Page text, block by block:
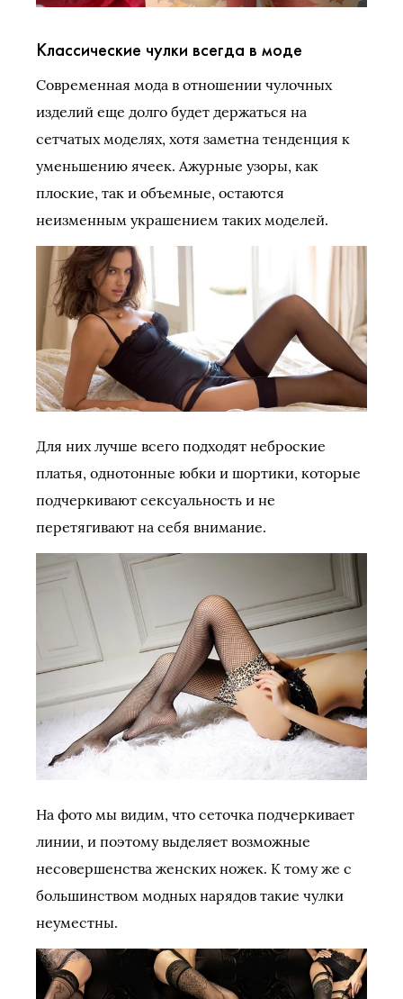
Классические чулки всегда в моде
Современная мода в отношении чулочных
изделий еще долго будет держаться на
сетчатых моделях, хотя заметна тенденция к
уменьшению ячеек. Ажурные узоры, как
плоские, так и объемные, остаются
неизменным украшением таких моделей.
Для них лучше всего подходят неброские
платья, однотонные юбки и шортики, которые
подчеркивают сексуальность и не
перетягивают на себя внимание.
На фото мы видим, что сеточка подчеркивает
линии, и поэтому выделяет возможные
несовершенства женских ножек. К тому же с
большинством модных нарядов такие чулки
неуместны.